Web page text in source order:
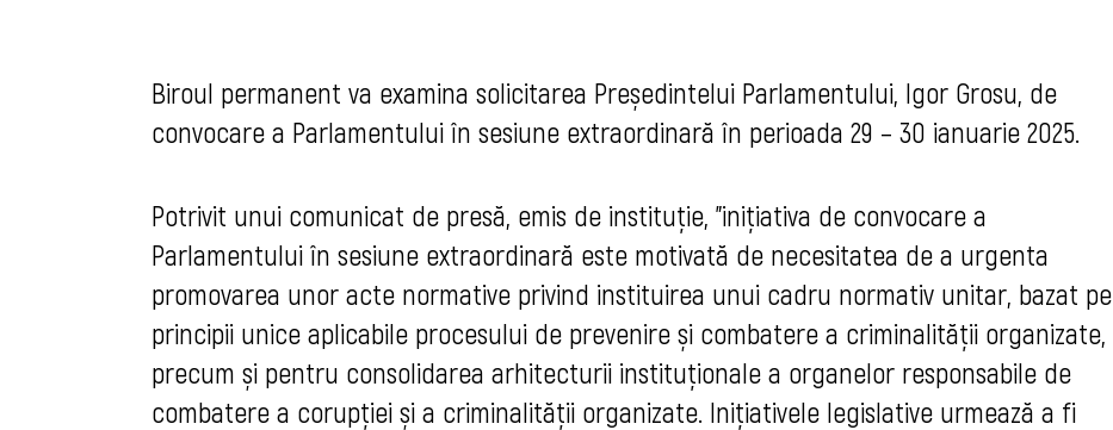
Biroul permanent va examina solicitarea Președintelui Parlamentului, Igor Grosu, de
convocare a Parlamentului în sesiune extraordinară în perioada 29 – 30 ianuarie 2025.
Potrivit unui comunicat de presă, emis de instituție, ”inițiativa de convocare a
Parlamentului în sesiune extraordinară este motivată de necesitatea de a urgenta
promovarea unor acte normative privind instituirea unui cadru normativ unitar, bazat pe
principii unice aplicabile procesului de prevenire și combatere a criminalității organizate,
precum și pentru consolidarea arhitecturii instituționale a organelor responsabile de
combatere a corupției și a criminalității organizate. Inițiativele legislative urmează a fi